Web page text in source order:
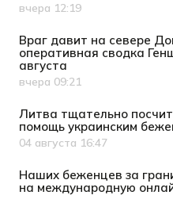
Дата публикации
вчера 12:19
Враг давит на севере
оперативная сводка
августа
Дата публикации
вчера 09:21
Литва тщательно
помощь украинским
Дата публикации
04 августа 16:47
Наших беженцев за
на международную